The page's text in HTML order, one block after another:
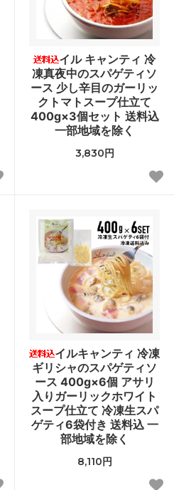
イル キャンティ 冷
凍真夜中のスパゲティソ
ース 少し辛目のガーリッ
クトマトスープ仕立て
400g×3個セット 送料込
一部地域を除く
3,830円
イルキャンティ 冷凍
ギリシャのスパゲティソ
ース 400g×6個 アサリ
入りガーリックホワイト
スープ仕立て 冷凍生スパ
ゲティ6袋付き 送料込 一
部地域を除く
8,110円